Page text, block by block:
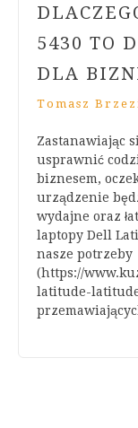
5430 TO
DLA
Tomasz
Zastanawiając
usprawnić
biznesem,
urządzenie
wydajne oraz
laptopy Dell
nasze potrzeby
(https://
latitude-